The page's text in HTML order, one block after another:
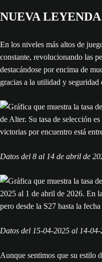
NUEVA
En los niveles más altos de
constante, revolucionando las
destacándose por encima de
gracias a la utilidad y
Datos del 8 al 14 de abril de
Datos del 15-04-2025 al 14-04-
Aunque sentimos que su estilo